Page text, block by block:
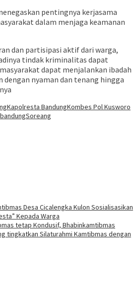
pentingnya kerjasama
dalam menjaga keamanan
dan partisipasi aktif dari warga,
tindak kriminalitas dapat
dapat menjalankan ibadah
dengan nyaman dan tenang hingga
Kapolresta BandungKombes Pol Kusworo
Soreang
Desa Cicalengka Kulon Sosialisasikan
Kepada Warga
tetap Kondusif, Bhabinkamtibmas
tingkatkan Silaturahmi Kamtibmas dengan